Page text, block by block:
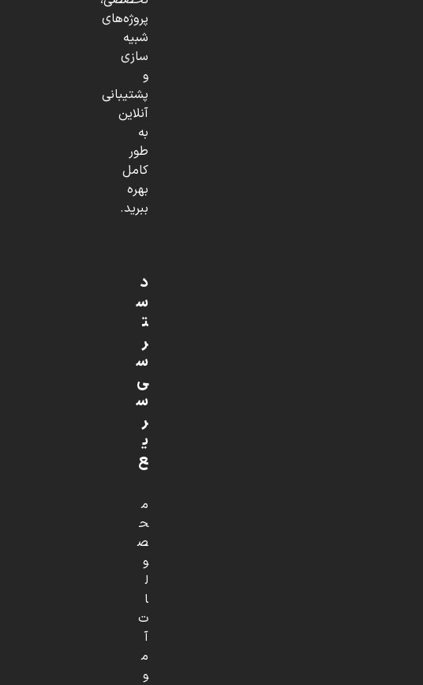
پروژه‌های
شبیه
سازی
و
پشتیبانی
آنلاین
به
طور
کامل
بهره
ببرید.
د
س
ت
ر
س
ی
س
ر
ی
ع
م
ح
ص
و
ل
ا
ت
آ
م
و